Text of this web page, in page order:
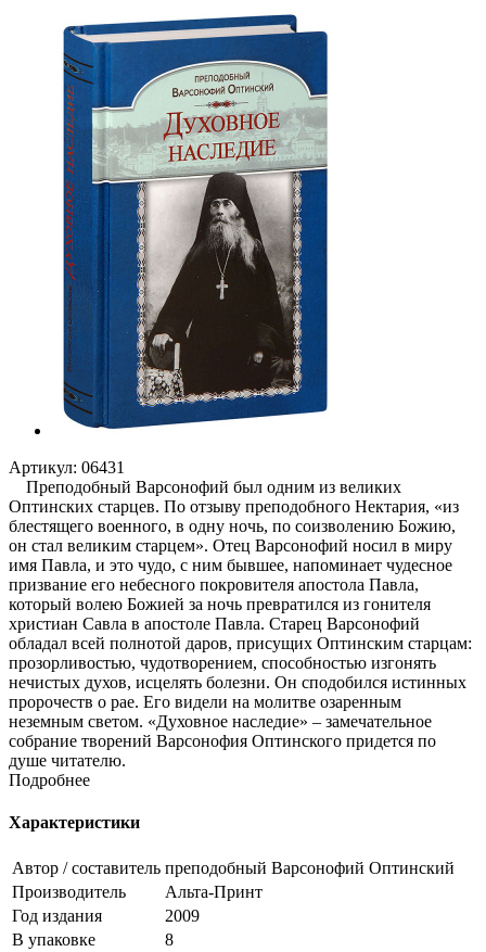
Артикул: 06431
Преподобный Варсонофий был одним из великих
Оптинских старцев. По отзыву преподобного Нектария, «из
блестящего военного, в одну ночь, по соизволению Божию,
он стал великим старцем». Отец Варсонофий носил в миру
имя Павла, и это чудо, с ним бывшее, напоминает чудесное
призвание его небесного покровителя апостола Павла,
который волею Божией за ночь превратился из гонителя
христиан Савла в апостоле Павла. Старец Варсонофий
обладал всей полнотой даров, присущих Оптинским старцам:
прозорливостью, чудотворением, способностью изгонять
нечистых духов, исцелять болезни. Он сподобился истинных
пророчеств о рае. Его видели на молитве озаренным
неземным светом. «Духовное наследие» – замечательное
собрание творений Варсонофия Оптинского придется по
душе читателю.
Подробнее
Характеристики
Автор / составитель преподобный Варсонофий Оптинский
Производитель
Альта-Принт
Год издания
2009
В упаковке
8